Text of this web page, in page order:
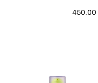
450.00